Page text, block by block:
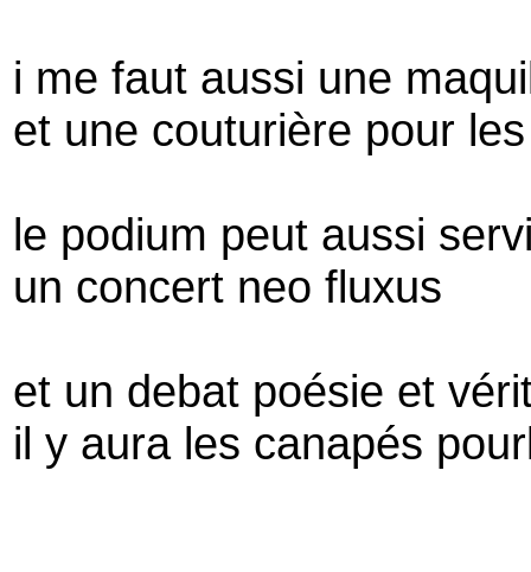
i me faut aussi une
et une couturière pour
le podium peut aussi
un concert neo fluxus
et un debat poésie et
il y aura les canapés